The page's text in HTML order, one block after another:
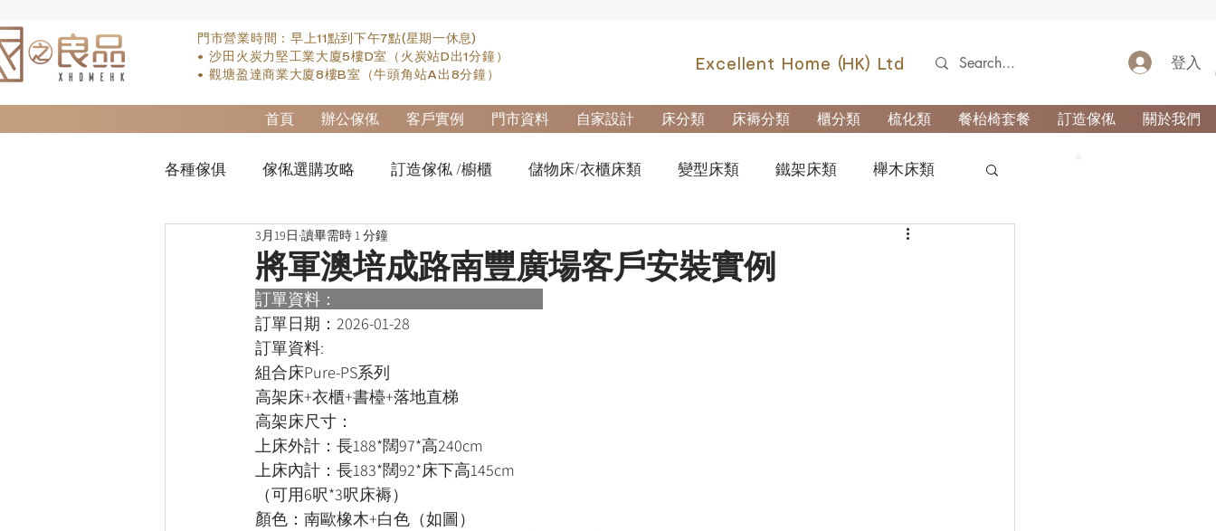
門市營業時間：早上11點到下午7點(星期一休息)
• 沙田火炭力堅工業大廈5樓D室（火炭站D出1分鐘）
• 觀塘盈達商業大廈8樓B室（牛頭角站A出8分鐘）
Excellent Home (HK) Ltd 登入
首頁 辦公傢俬 客戶實例 門市資料 自家設計 床分類 床褥分類 櫃分類 梳化類 餐枱椅套餐 訂造傢俬 關於我們
各種傢俱 傢俬選購攻略 訂造傢俬 /櫥櫃 儲物床/衣櫃床類 變型床類 鐵架床類 櫸木床類
實木床類 櫃-衣櫃 櫃-玄關櫃
床褥類 檯類 櫃-鋼製文件櫃
將軍澳培成路南豐廣場客戶安裝實例
3月19日 讀畢需時 1 分鐘
訂單資料：
訂單日期： 2026-01-28
訂單資料:
組合床Pure-PS系列
高架床+衣櫃+書檯+落地直梯
高架床尺寸：
上床外計：長188*闊97*高240cm
上床內計：長183*闊92*床下高145cm
（可用6呎*3呎床褥）
顏色：南歐橡木+白色（如圖）